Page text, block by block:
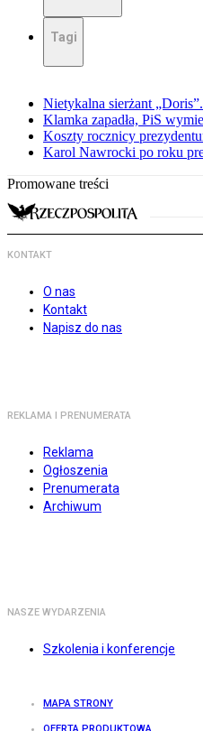
Tagi
Nietykalna sierżant
Klamka zapadła, PiS
Koszty rocznicy
Karol Nawrocki po roku
Promowane treści
KONTAKT
O nas
Kontakt
Napisz do nas
REKLAMA I PRENUMERATA
Reklama
Ogłoszenia
Prenumerata
Archiwum
NASZE WYDARZENIA
Szkolenia i konferencje
MAPA STRONY